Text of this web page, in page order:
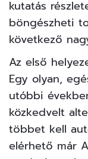
kutatás
böngészheti
következő
Az első
Egy olyan,
utóbbi
közkedvelt
többet kell
elérhető már